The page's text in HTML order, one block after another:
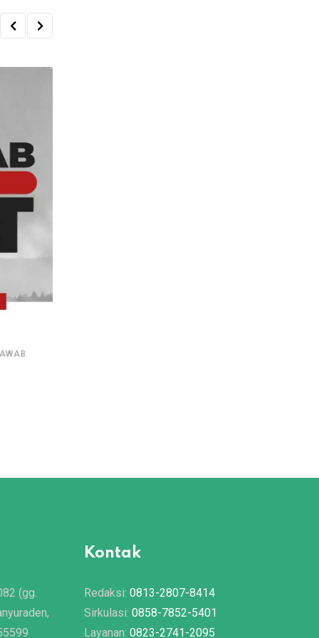
(gg.
Kontak
Redaksi: 0813-2807-8414
Sirkulasi: 0858-7852-5401
Layanan: 0823-2741-2095